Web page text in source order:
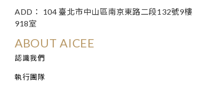
ADD： 104 臺北市中山區南京東路二段132號9樓
918室
ABOUT AICEE
認識我們
執行團隊